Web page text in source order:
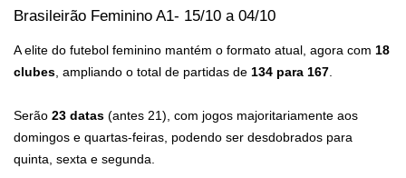
Brasileirão Feminino A1- 15/10 a 04/10
A elite do futebol feminino mantém o formato atual, agora com 18
clubes , ampliando o total de partidas de 134 para 167
Serão 23 datas (antes 21), com jogos majoritariamente aos
domingos e quartas-feiras, podendo ser desdobrados para
quinta, sexta e segunda.